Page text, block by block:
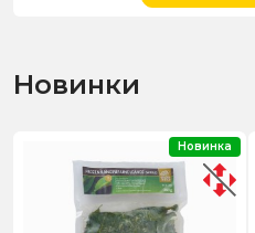
Новинки
Новинка